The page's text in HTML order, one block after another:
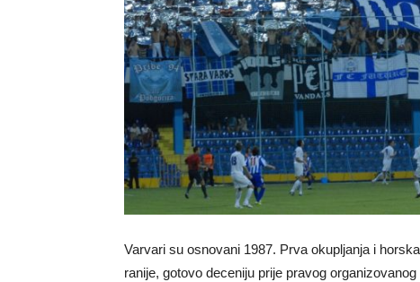
Varvari su osnovani 1987. Prva okupljanja i
ranije, gotovo deceniju prije pravog